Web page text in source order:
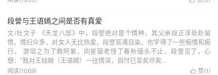
段誉与王语嫣之间是否有真爱
文/杜文子 《天龙八部》中，段誉绝对是个情种，其父亲段正淳处处留
情，情妇众多，对女人无比热爱，段誉耳濡目染，也学得了一些痴情和痴
行。 游坦之为了救阿紫，向星宿老怪丁春秋磕头不止，段誉见了，心
想：“我对王姑娘（王语嫣）一往情深，自忖已至矣尽矣...
 赞(1 )
阅读(1069)